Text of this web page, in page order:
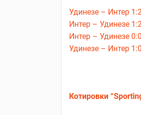
Удинезе – Интер
Интер – Удинезе
Интер – Удинезе
Удинезе – Интер
Котировки